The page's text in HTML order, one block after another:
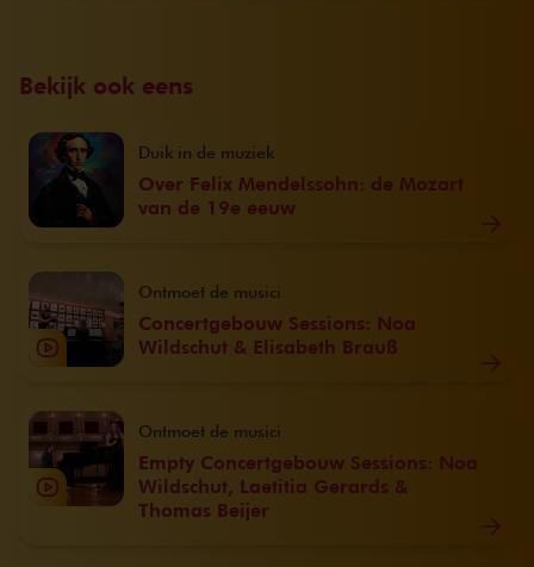
Bekijk ook eens
Over Felix Mendelssohn: de Mozart
van de 19e eeuw
Duik in de muziek
Concertgebouw Sessions: Noa
Wildschut & Elisabeth Brauß
Ontmoet de musici
Empty Concertgebouw Sessions: Noa
Wildschut, Laetitia Gerards &
Thomas Beijer
Ontmoet de musici